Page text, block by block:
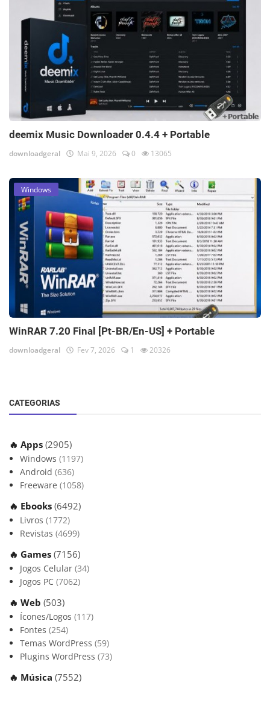
deemix Music Downloader 0.4.4 + Portable
downloadgeral Mai 9, 2026 0 13065
Windows
WinRAR 7.20 Final [Pt-BR/En-US] + Portable
downloadgeral Fev 7, 2026 1 20326
CATEGORIAS
🔥 Apps (2905)
Windows (1197)
Android (636)
Freeware (1058)
🔥 Ebooks (6492)
Livros (1772)
Revistas (4699)
🔥 Games (7156)
Jogos Celular (34)
Jogos PC (7062)
🔥 Web (503)
Ícones/Logos (117)
Fontes (254)
Temas WordPress (59)
Plugins WordPress (73)
🔥 Música (7552)